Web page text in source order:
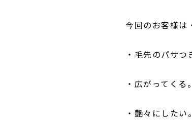
今回のお客様は
・毛先のパサつ
・広がってくる。
・艶々にしたい。